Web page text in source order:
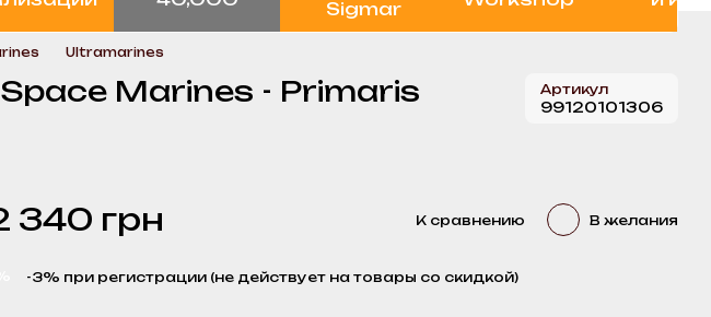
Sigmar
Ultramarines
Marines - Primaris
Артикул
99120101306
340 грн К сравнению В желания
-3% при регистрации (не действует на товары со скидкой)